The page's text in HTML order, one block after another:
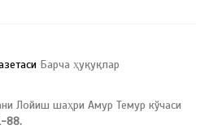
Барча ҳуқуқлар
Лойиш шаҳри Амур Темур кўчаси
88.